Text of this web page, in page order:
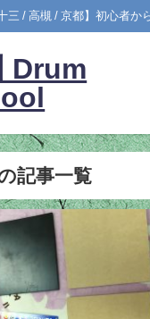
三 / 高槻 / 京都】初心者
Drum
記事一覧